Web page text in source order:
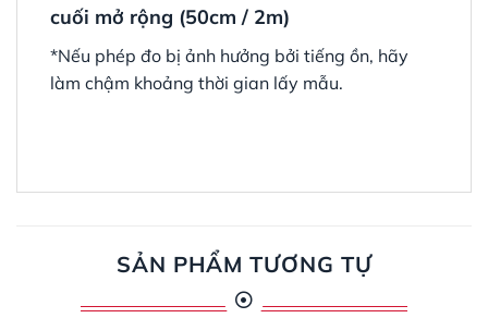
cuối mở rộng (50cm / 2m)
*Nếu phép đo bị ảnh hưởng bởi tiếng ồn, hãy
làm chậm khoảng thời gian lấy mẫu.
SẢN PHẨM TƯƠNG TỰ